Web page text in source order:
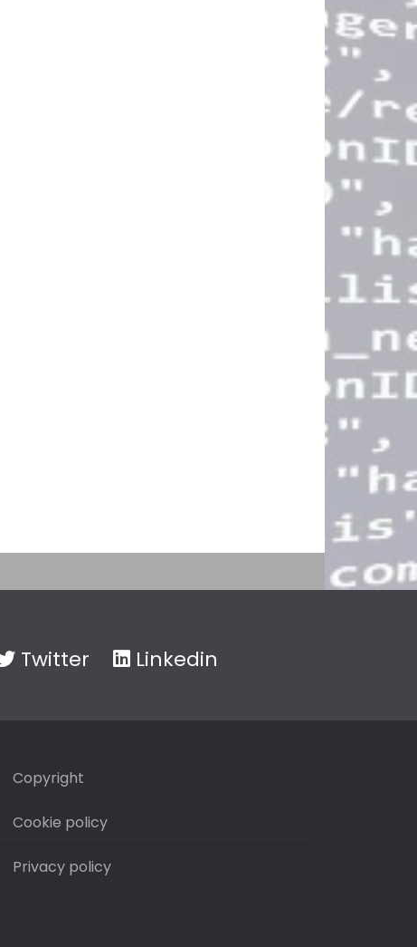
Twitter Linkedin
Copyright
Cookie policy
Privacy policy